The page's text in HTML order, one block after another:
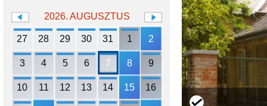
2026. AUGUSZTUS
27 28 29 30 31 1 2
3 4 5 6 7 8 9
10 11 12 13 14 15 16